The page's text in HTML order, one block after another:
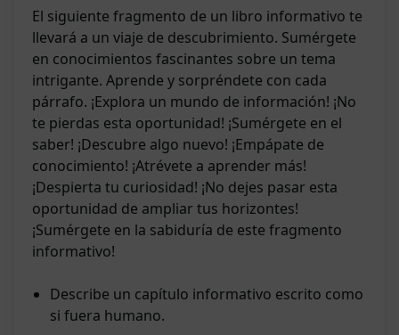
El siguiente fragmento de un libro informativo te
llevará a un viaje de descubrimiento. Sumérgete
en conocimientos fascinantes sobre un tema
intrigante. Aprende y sorpréndete con cada
párrafo. ¡Explora un mundo de información! ¡No
te pierdas esta oportunidad! ¡Sumérgete en el
saber! ¡Descubre algo nuevo! ¡Empápate de
conocimiento! ¡Atrévete a aprender más!
¡Despierta tu curiosidad! ¡No dejes pasar esta
oportunidad de ampliar tus horizontes!
¡Sumérgete en la sabiduría de este fragmento
informativo!
Describe un capítulo informativo escrito como
si fuera humano.